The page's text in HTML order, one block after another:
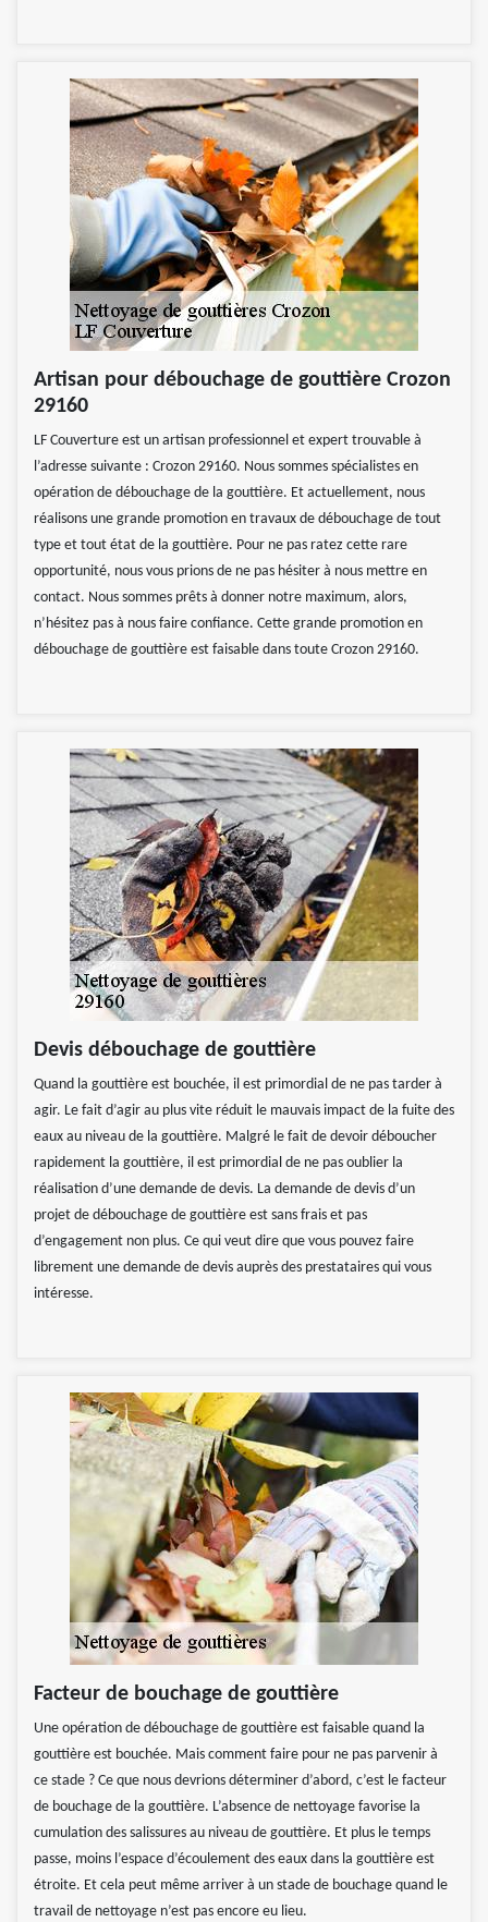
Artisan pour débouchage de gouttière Crozon
29160
LF Couverture est un artisan professionnel et expert trouvable à
l’adresse suivante : Crozon 29160. Nous sommes spécialistes en
opération de débouchage de la gouttière. Et actuellement, nous
réalisons une grande promotion en travaux de débouchage de tout
type et tout état de la gouttière. Pour ne pas ratez cette rare
opportunité, nous vous prions de ne pas hésiter à nous mettre en
contact. Nous sommes prêts à donner notre maximum, alors,
n’hésitez pas à nous faire confiance. Cette grande promotion en
débouchage de gouttière est faisable dans toute Crozon 29160.
Devis débouchage de gouttière
Quand la gouttière est bouchée, il est primordial de ne pas tarder à
agir. Le fait d’agir au plus vite réduit le mauvais impact de la fuite des
eaux au niveau de la gouttière. Malgré le fait de devoir déboucher
rapidement la gouttière, il est primordial de ne pas oublier la
réalisation d’une demande de devis. La demande de devis d’un
projet de débouchage de gouttière est sans frais et pas
d’engagement non plus. Ce qui veut dire que vous pouvez faire
librement une demande de devis auprès des prestataires qui vous
intéresse.
Facteur de bouchage de gouttière
Une opération de débouchage de gouttière est faisable quand la
gouttière est bouchée. Mais comment faire pour ne pas parvenir à
ce stade ? Ce que nous devrions déterminer d’abord, c’est le facteur
de bouchage de la gouttière. L’absence de nettoyage favorise la
cumulation des salissures au niveau de gouttière. Et plus le temps
passe, moins l’espace d’écoulement des eaux dans la gouttière est
étroite. Et cela peut même arriver à un stade de bouchage quand le
travail de nettoyage n’est pas encore eu lieu.